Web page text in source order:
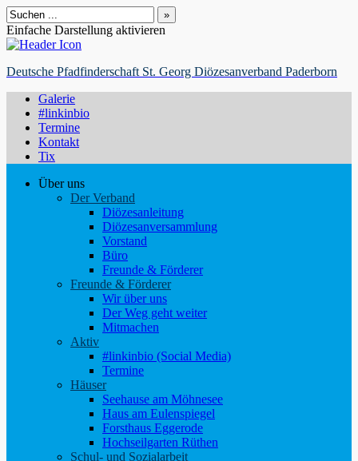
Suchen
nach:
Einfache Darstellung aktivieren
Deutsche Pfadfinderschaft St. Georg Diözesanverband Paderborn
Galerie
#linkinbio
Termine
Kontakt
Tix
Über uns
Der Verband
Diözesanleitung
Diözesanversammlung
Vorstand
Büro
Freunde & Förderer
Freunde & Förderer
Wir über uns
Der Weg geht weiter
Mitmachen
Aktiv
#linkinbio (Social Media)
Termine
Häuser
Seehause am Möhnesee
Haus am Eulenspiegel
Forsthaus Eggerode
Hochseilgarten Rüthen
Schul- und Sozialarbeit